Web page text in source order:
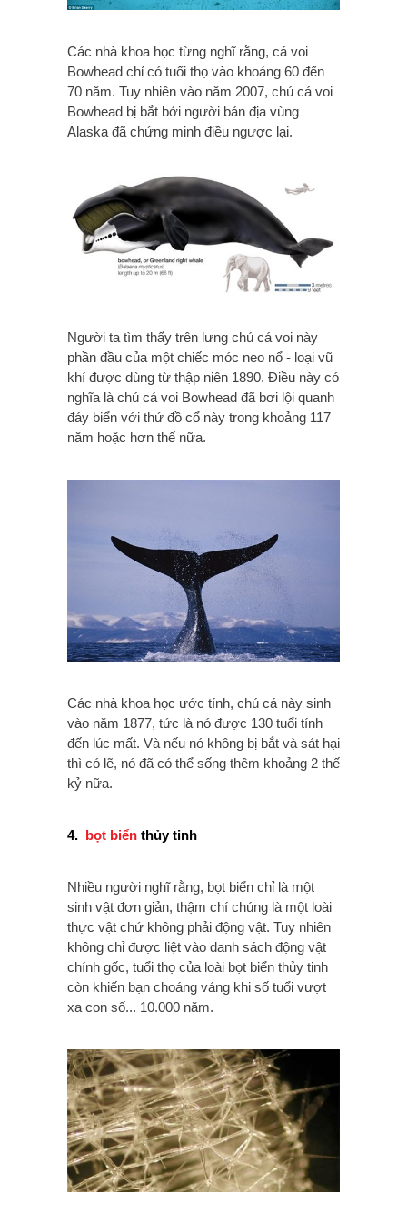
Các nhà khoa học từng nghĩ rằng, cá voi
Bowhead chỉ có tuổi thọ vào khoảng 60 đến
70 năm. Tuy nhiên vào năm 2007, chú cá voi
Bowhead bị bắt bởi người bản địa vùng
Alaska đã chứng minh điều ngược lại.
Người ta tìm thấy trên lưng chú cá voi này
phần đầu của một chiếc móc neo nổ - loại vũ
khí được dùng từ thập niên 1890. Điều này có
nghĩa là chú cá voi Bowhead đã bơi lội quanh
đáy biển với thứ đồ cổ này trong khoảng 117
năm hoặc hơn thế nữa.
Các nhà khoa học ước tính, chú cá này sinh
vào năm 1877, tức là nó được 130 tuổi tính
đến lúc mất. Và nếu nó không bị bắt và sát hại
thì có lẽ, nó đã có thể sống thêm khoảng 2 thế
kỷ nữa.
4. bọt biển thủy tinh
Nhiều người nghĩ rằng, bọt biển chỉ là một
sinh vật đơn giản, thậm chí chúng là một loài
thực vật chứ không phải động vật. Tuy nhiên
không chỉ được liệt vào danh sách động vật
chính gốc, tuổi thọ của loài bọt biển thủy tinh
còn khiến bạn choáng váng khi số tuổi vượt
xa con số... 10.000 năm.